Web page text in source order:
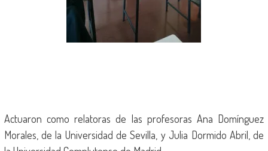
Actuaron como relatoras de las profesoras Ana Domínguez
Morales, de la Universidad de Sevilla, y Julia Dormido Abril, de